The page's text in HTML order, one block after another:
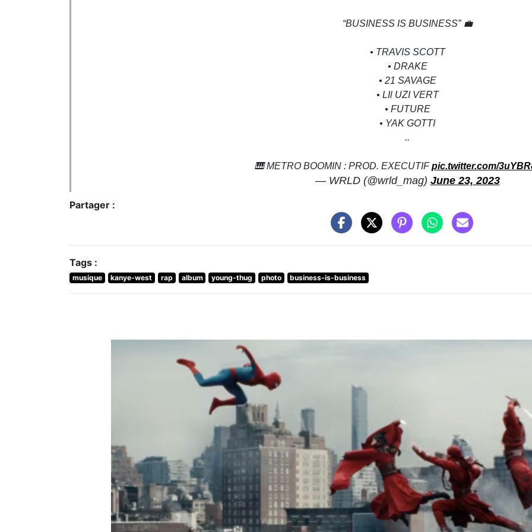
“BUSINESS IS BUSINESS” 💼
• TRAVIS SCOTT
• DRAKE
• 21 SAVAGE
• LIl UZI VERT
• FUTURE
• YAK GOTTI
..
🎹 METRO BOOMIN : PROD. EXECUTIFpic.twitter.com/
— WRLD (@wrld_mag) June 23, 2023
Partager :
Tags :
musique kanye-west rap album young-thug photo business-is-business